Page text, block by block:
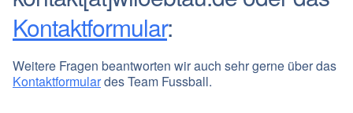
Kontaktformular:
Weitere Fragen beantworten wir auch sehr gerne über das
Kontaktformulardes Team Fussball.